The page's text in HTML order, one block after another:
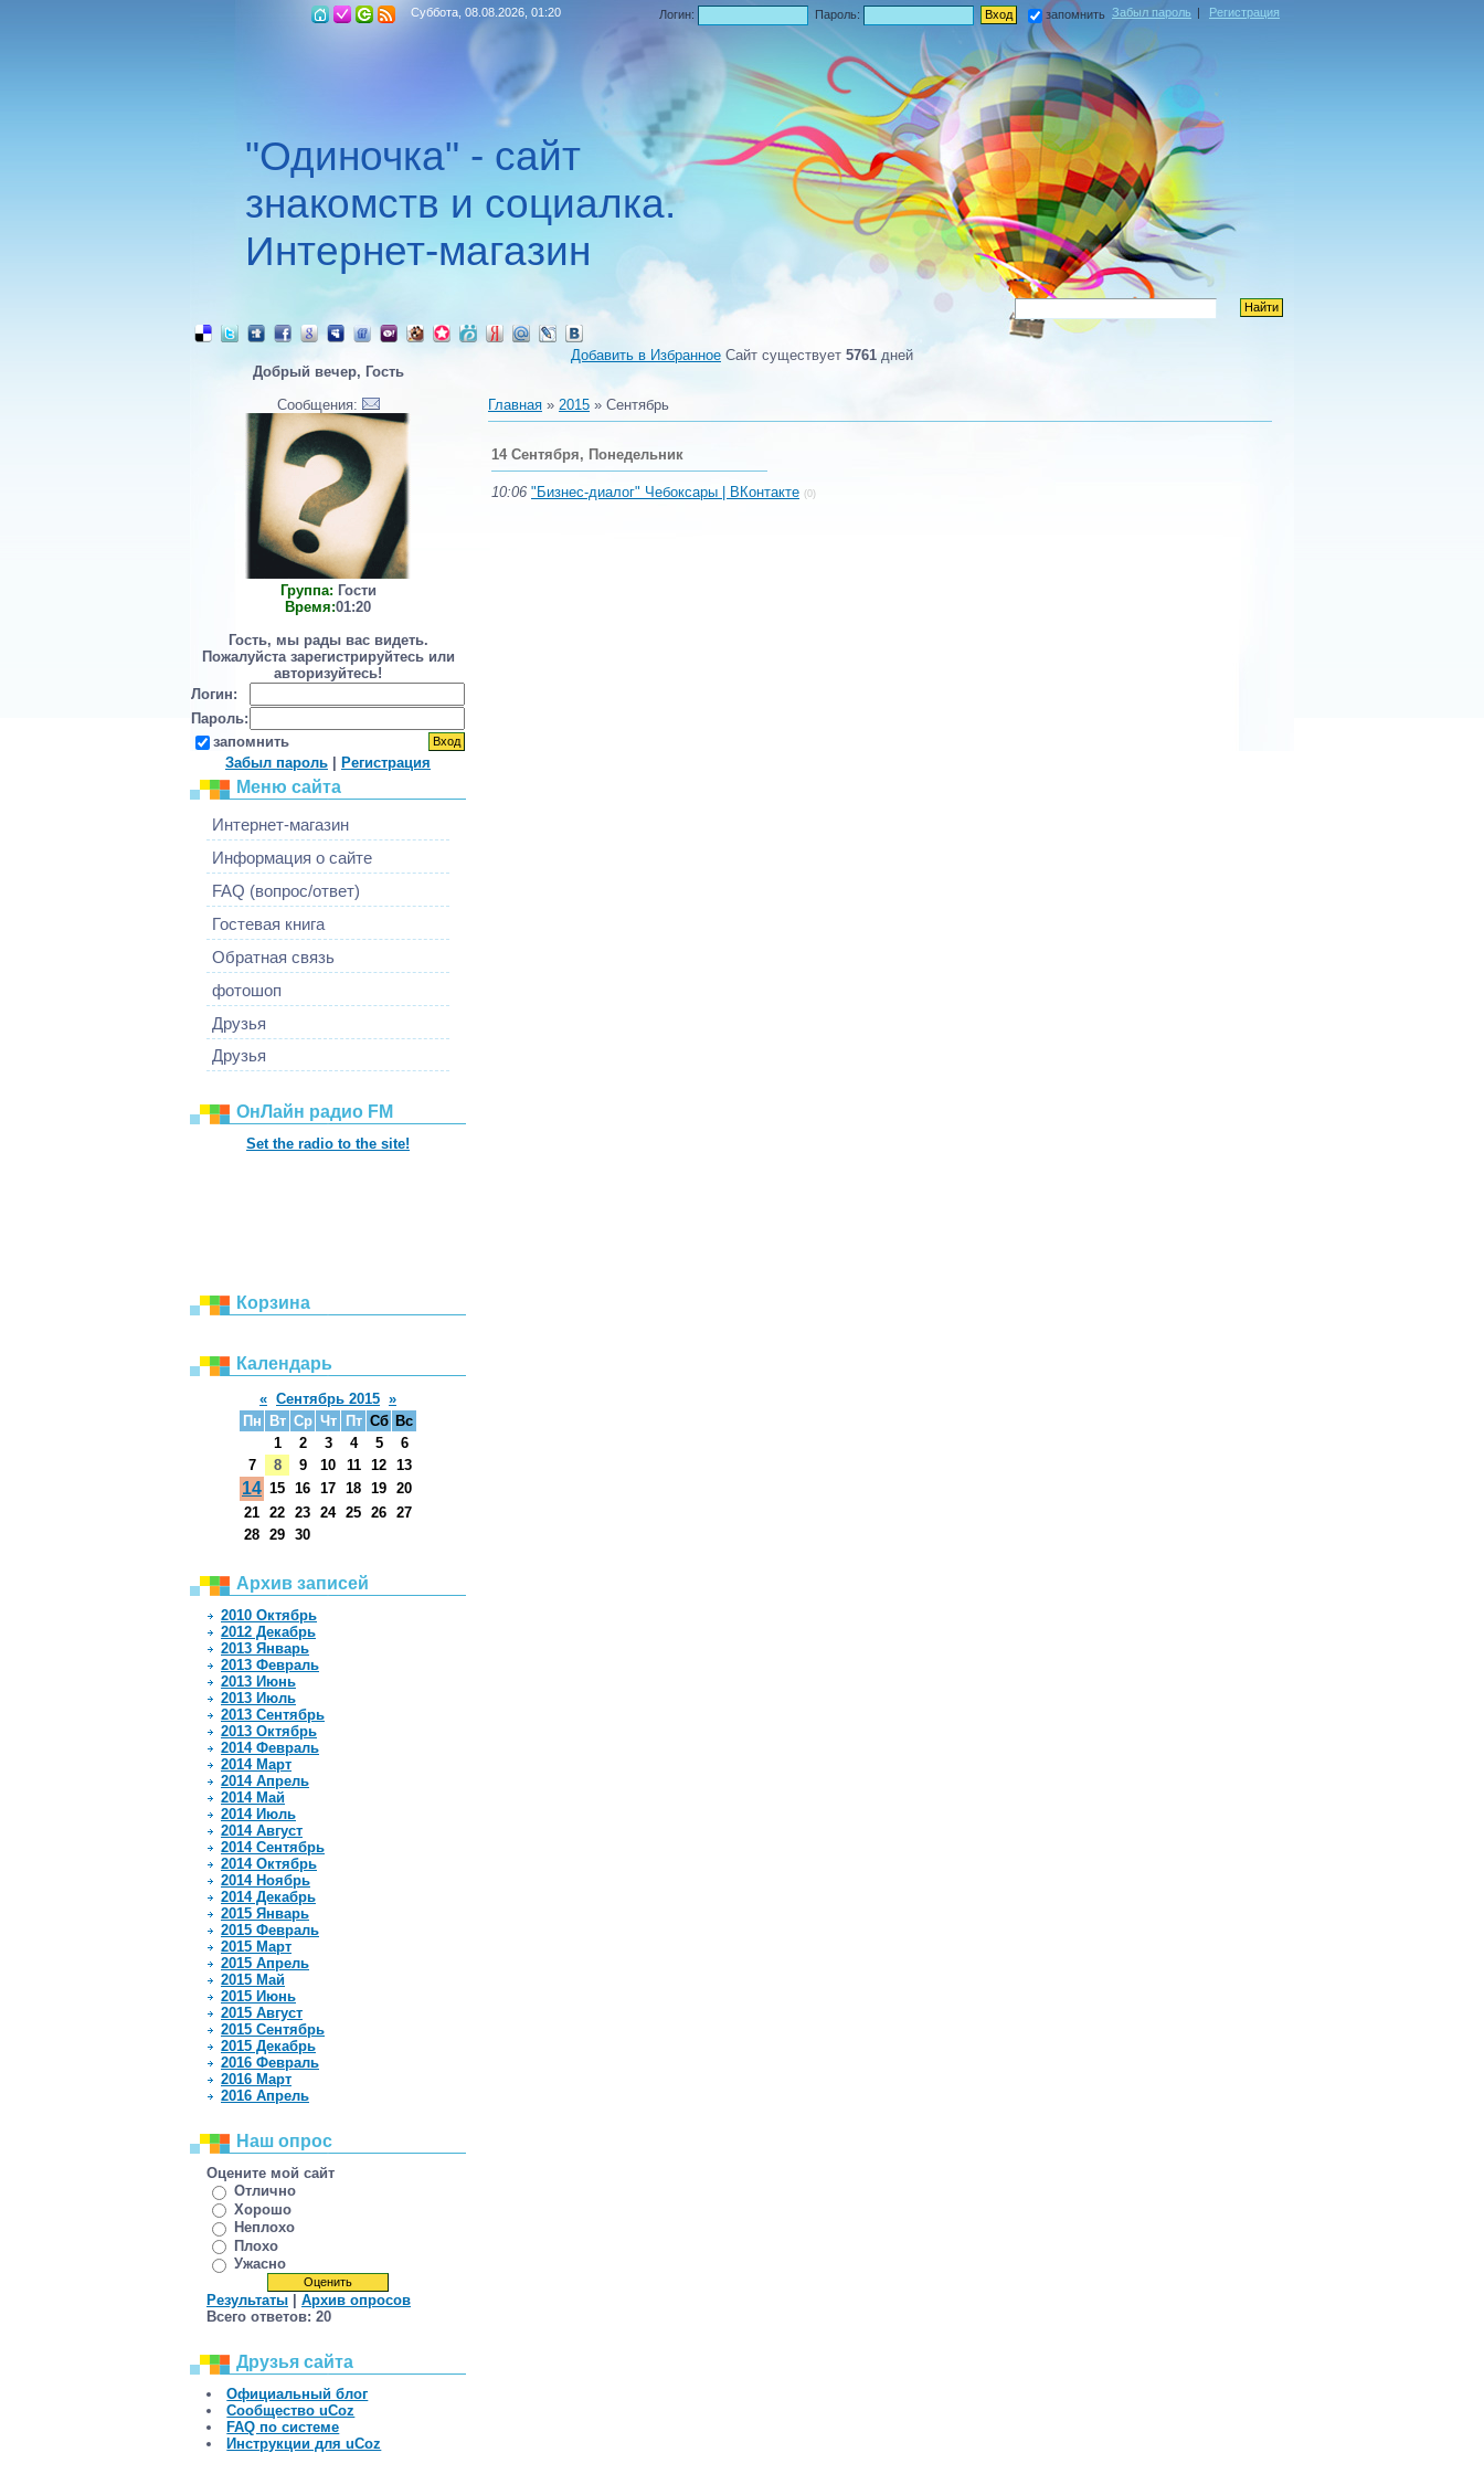
Суббота, 08.08.2026, 01:20
"Одиночка" - сайт
знакомств и социалка.
Интернет-магазин
Логин: Пароль: запомнить Забыл пароль | Регистрация
Добавить в Избранное Сайт существует 5761 дней
Добрый вечер, Гость
Сообщения:
Группа: Гости
Время:01:20
Гость, мы рады вас видеть.
Пожалуйста зарегистрируйтесь или
авторизуйтесь!
Логин:
Пароль:
запомнить
Забыл пароль
Регистрация
Меню сайта
Интернет-магазин
Информация о сайте
FAQ (вопрос/ответ)
Гостевая книга
Обратная связь
фотошоп
Друзья
Друзья
ОнЛайн радио FM
Set the radio to the site!
Корзина
Календарь
« Сентябрь 2015 »
Пн
Вт Ср Чт Пт Сб Вс
1
2 3 4 5
6
7
8 9 10 11 12 13
14 15 16 17 18 19 20
21 22 23 24 25 26 27
28 29 30
Архив записей
2010 Октябрь
2012 Декабрь
2013 Январь
2013 Февраль
2013 Июнь
2013 Июль
2013 Сентябрь
2013 Октябрь
2014 Февраль
2014 Март
2014 Апрель
2014 Май
2014 Июль
2014 Август
2014 Сентябрь
2014 Октябрь
2014 Ноябрь
2014 Декабрь
2015 Январь
2015 Февраль
2015 Март
2015 Апрель
2015 Май
2015 Июнь
2015 Август
2015 Сентябрь
2015 Декабрь
2016 Февраль
2016 Март
2016 Апрель
Наш опрос
Оцените мой сайт
Отлично
Хорошо
Неплохо
Плохо
Ужасно
Результаты
Архив опросов
Всего ответов: 20
Друзья сайта
Официальный блог
Сообщество uCoz
FAQ по системе
Инструкции для uCoz
Главная » 2015 » Сентябрь
14 Сентября, Понедельник
10:06 "Бизнес-диалог" Чебоксары | ВКонтакте (0)